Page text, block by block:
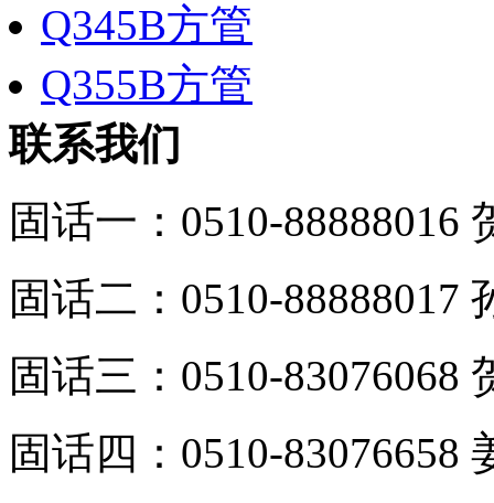
Q345B方管
Q355B方管
联系我们
固话一：0510-88888016
固话二：0510-88888017
固话三：0510-83076068
固话四：0510-83076658